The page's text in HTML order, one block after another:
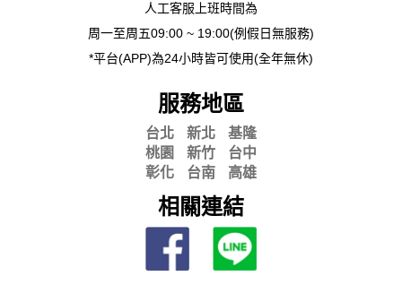
人工客服上班時間為
周一至周五09:00 ~ 19:00(例假日無服務)
*平台(APP)為24小時皆可使用(全年無休)
服務地區
台北 新北
基隆
桃園
新竹
台中
彰化
台南 高雄
相關連結